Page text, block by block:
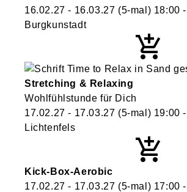
16.02.27 - 16.03.27 (5-mal) 18:00
Burgkunstadt
Stretching & Relaxing
Wohlfühlstunde für Dich
17.02.27 - 17.03.27 (5-mal) 19:00
Lichtenfels
Kick-Box-Aerobic
17.02.27 - 17.03.27 (5-mal) 17:00